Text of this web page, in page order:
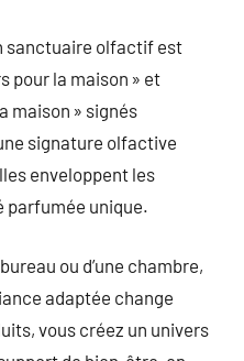
sanctuaire olfactif est
pour la maison » et
maison » signés
signature olfactive
enveloppent les
parfumée unique.
bureau ou d’une chambre,
adaptée change
vous créez un univers